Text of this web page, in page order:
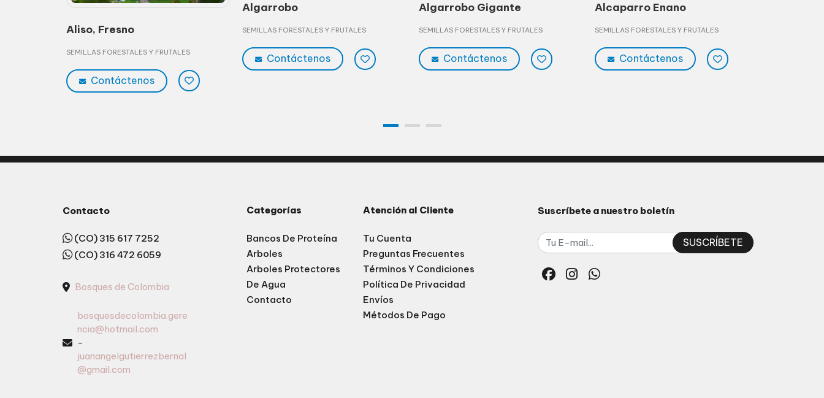
Aliso, Fresno
SEMILLAS FORESTALES Y FRUTALES
Contáctenos
Algarrobo
SEMILLAS FORESTALES Y FRUTALES
Contáctenos
Algarrobo Gigante
SEMILLAS FORESTALES Y FRUTALES
Contáctenos
Alcaparro Enano
SEMILLAS FORESTALES Y FRUTALES
Contáctenos
Contacto
(CO) 315 617 7252
(CO) 316 472 6059
Bosques de Colombia
bosquesdecolombia.gere
ncia@hotmail.com
-
juanangelgutierrezbernal
@gmail.com
Categorías
Bancos De Proteína
Arboles
Arboles Protectores
De Agua
Contacto
Atención al Cliente
Tu Cuenta
Preguntas Frecuentes
Términos Y Condiciones
Política De Privacidad
Envíos
Métodos De Pago
Suscríbete a nuestro boletín
SUSCRÍBETE